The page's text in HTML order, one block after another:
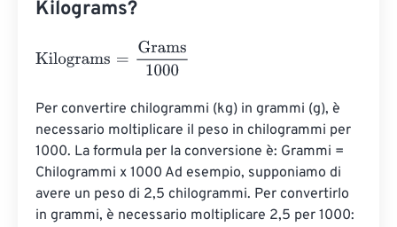
Kilograms?
Kilograms Grams1000
Per convertire chilogrammi (kg) in grammi (g), è
necessario moltiplicare il peso in chilogrammi per
1000. La formula per la conversione è: Grammi =
Chilogrammi x 1000 Ad esempio, supponiamo di
avere un peso di 2,5 chilogrammi. Per convertirlo
in grammi, è necessario moltiplicare 2,5 per 1000: